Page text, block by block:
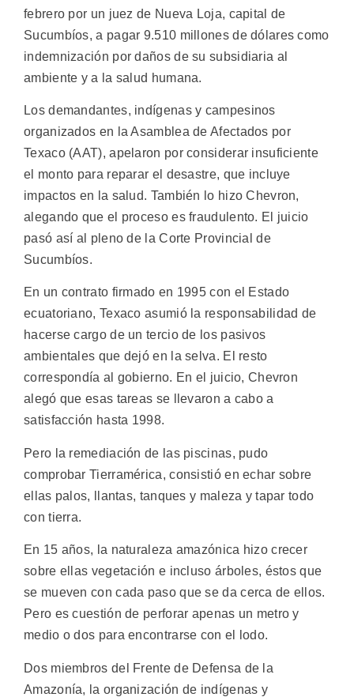
febrero por un juez de Nueva Loja, capital de
Sucumbíos, a pagar 9.510 millones de dólares como
indemnización por daños de su subsidiaria al
ambiente y a la salud humana.
Los demandantes, indígenas y campesinos
organizados en la Asamblea de Afectados por
Texaco (AAT), apelaron por considerar insuficiente
el monto para reparar el desastre, que incluye
impactos en la salud. También lo hizo Chevron,
alegando que el proceso es fraudulento. El juicio
pasó así al pleno de la Corte Provincial de
Sucumbíos.
En un contrato firmado en 1995 con el Estado
ecuatoriano, Texaco asumió la responsabilidad de
hacerse cargo de un tercio de los pasivos
ambientales que dejó en la selva. El resto
correspondía al gobierno. En el juicio, Chevron
alegó que esas tareas se llevaron a cabo a
satisfacción hasta 1998.
Pero la remediación de las piscinas, pudo
comprobar Tierramérica, consistió en echar sobre
ellas palos, llantas, tanques y maleza y tapar todo
con tierra.
En 15 años, la naturaleza amazónica hizo crecer
sobre ellas vegetación e incluso árboles, éstos que
se mueven con cada paso que se da cerca de ellos.
Pero es cuestión de perforar apenas un metro y
medio o dos para encontrarse con el lodo.
Dos miembros del Frente de Defensa de la
Amazonía, la organización de indígenas y